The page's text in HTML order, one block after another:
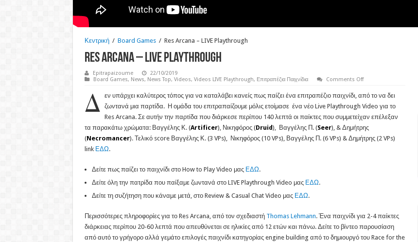
Κεντρική / Board Games / Res Arcana – LIVE Playthrough
Res Arcana – LIVE Playthrough
Epitrapaizoume
22/10/2019
Board Games, News, News Top, Videos, Videos LIVE Playthrough, Επιτραπέζια Παιχνίδια Comments Offon
Arcana
–
LIVE
Playthrough
Δ εν υπάρχει καλύτερος τόπος για να καταλάβει κανείς πως παίζει ένα επιτραπέζιο παιχνίδι, από το να δει
ζωντανά μια παρτίδα. Η ομάδα του επιτραπαίζουμε μόλις ετοίμασε ένα νέο Live Playthrough Video για το
Res Arcana. Σε αυτήν την παρτίδα που διάρκεσε περίπου 140 λεπτά οι παίκτες που συμμετείχαν επέλεξαν
τα παρακάτω χρώματα: Βαγγέλης Κ. (Artificer), Νικηφόρος (Druid), Βαγγέλης Π. (Seer), & Δημήτρης
(Necromancer). Τελικό score Βαγγέλης Κ. (3 VPs), Νικηφόρος (10 VPs), Βαγγέλης Π. (6 VPs) & Δημήτρης (2 VPs)
link ΕΔΩ.
Δείτε πως παίζει το παιχνίδι στο How to Play Video μας ΕΔΩ.
Δείτε όλη την πατρίδα που παίξαμε ζωντανά στο LIVE Playthrough Video μας ΕΔΩ.
Δείτε τη συζήτηση που κάναμε μετά, στο Review & Casual Chat Video μας ΕΔΩ.
Περισσότερες πληροφορίες για το Res Arcana, από τον σχεδιαστή Thomas Lehmann. Ένα παιχνίδι για 2-4 παίκτες
διάρκειας περίπου 20-60 λεπτά που απευθύνεται σε ηλικίες από 12 ετών και πάνω. Δείτε το βίντεο παρουσίαση
από αυτό το γρήγορο αλλά γεμάτο επιλογές παιχνίδι κατηγορίας engine building από το δημιουργό του Race for the